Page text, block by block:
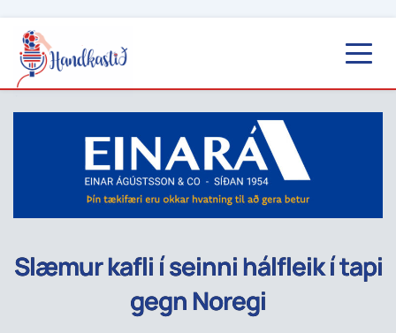
Slæmur kafli í seinni hálfleik í tapi
gegn Noregi